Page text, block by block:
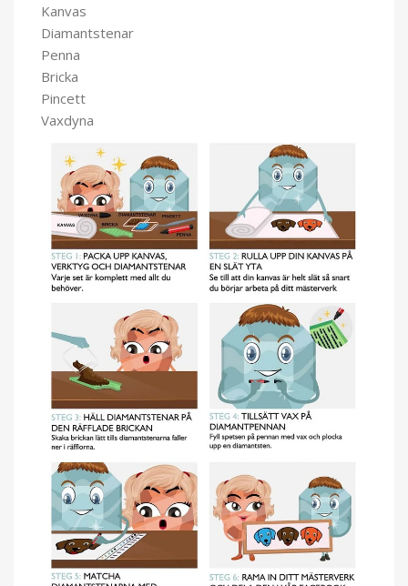
Kanvas
Diamantstenar
Penna
Bricka
Pincett
Vaxdyna